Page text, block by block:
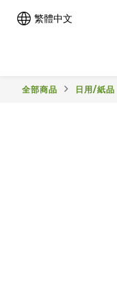
繁體中文
全部商品 日用/紙品